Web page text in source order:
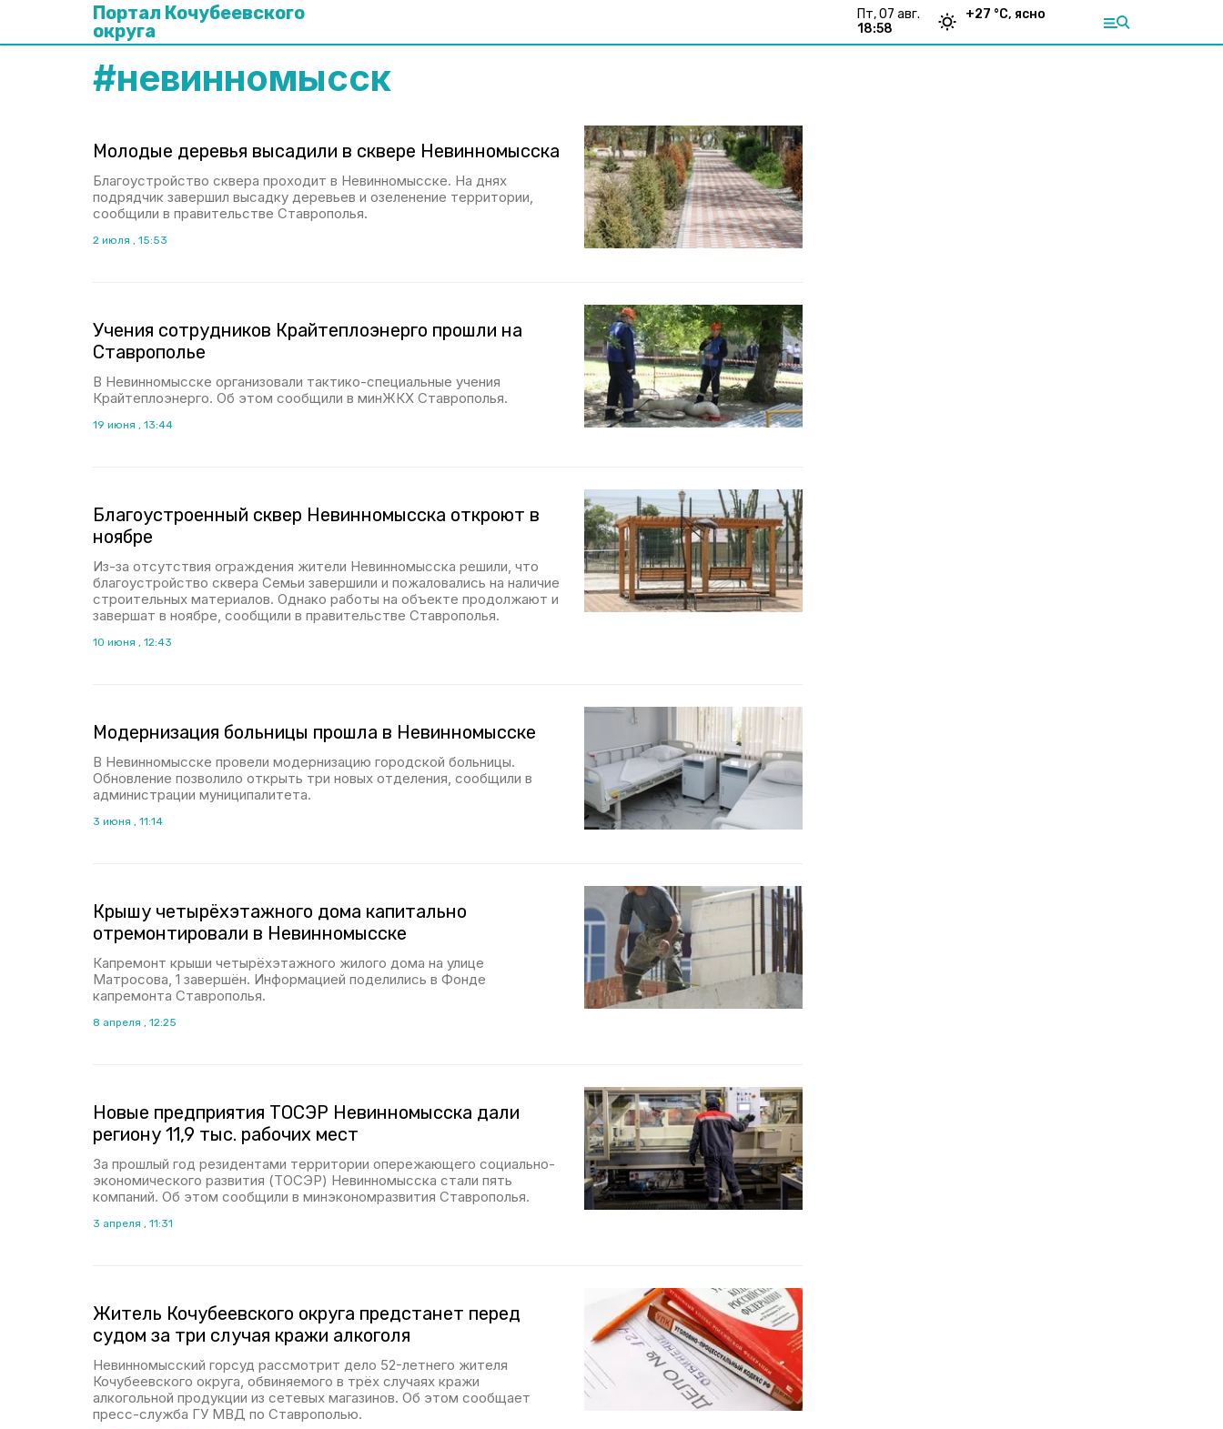
Портал Кочубеевского
округа
пт, 07 авг.
18:58
+27 °С, ясно
#невинномысск
Молодые деревья высадили в сквере Невинномысска
Благоустройство сквера проходит в Невинномысске. На днях
подрядчик завершил высадку деревьев и озеленение территории,
сообщили в правительстве Ставрополья.
2 июля , 15:53
Учения сотрудников Крайтеплоэнерго прошли на
Ставрополье
В Невинномысске организовали тактико-специальные учения
Крайтеплоэнерго. Об этом сообщили в минЖКХ Ставрополья.
19 июня , 13:44
Благоустроенный сквер Невинномысска откроют в
ноябре
Из-за отсутствия ограждения жители Невинномысска решили, что
благоустройство сквера Семьи завершили и пожаловались на наличие
строительных материалов. Однако работы на объекте продолжают и
завершат в ноябре, сообщили в правительстве Ставрополья.
10 июня , 12:43
Модернизация больницы прошла в Невинномысске
В Невинномысске провели модернизацию городской больницы.
Обновление позволило открыть три новых отделения, сообщили в
администрации муниципалитета.
3 июня , 11:14
Крышу четырёхэтажного дома капитально
отремонтировали в Невинномысске
Капремонт крыши четырёхэтажного жилого дома на улице
Матросова, 1 завершён. Информацией поделились в Фонде
капремонта Ставрополья.
8 апреля , 12:25
Новые предприятия ТОСЭР Невинномысска дали
региону 11,9 тыс. рабочих мест
За прошлый год резидентами территории опережающего социально-
экономического развития (ТОСЭР) Невинномысска стали пять
компаний. Об этом сообщили в минэкономразвития Ставрополья.
3 апреля , 11:31
Житель Кочубеевского округа предстанет перед
судом за три случая кражи алкоголя
Невинномысский горсуд рассмотрит дело 52-летнего жителя
Кочубеевского округа, обвиняемого в трёх случаях кражи
алкогольной продукции из сетевых магазинов. Об этом сообщает
пресс-служба ГУ МВД по Ставрополью.